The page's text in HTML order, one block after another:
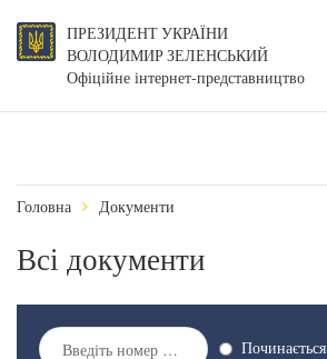
ПРЕЗИДЕНТ УКРАЇНИ
ВОЛОДИМИР ЗЕЛЕНСЬКИЙ
Офіційне інтернет-представництво
Головна Документи
Всі документи
Починається